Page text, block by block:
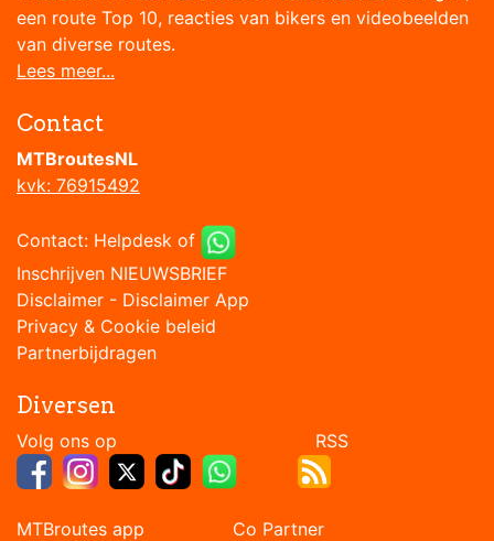
een route Top 10, reacties van bikers en videobeelden
van diverse routes.
Lees meer...
Contact
MTBroutesNL
kvk: 76915492
Contact: Helpdesk of
Inschrijven NIEUWSBRIEF
Disclaimer - Disclaimer App
Privacy & Cookie beleid
Partnerbijdragen
Diversen
Volg ons op RSS
MTBroutes app Co Partner